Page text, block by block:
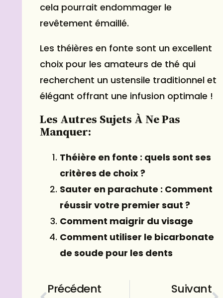
cela pourrait endommager le
revêtement émaillé.
Les théières en fonte sont un excellent
choix pour les amateurs de thé qui
recherchent un ustensile traditionnel et
élégant offrant une infusion optimale !
Les Autres Sujets À Ne Pas
Manquer:
Théière en fonte : quels sont ses
critères de choix ?
Sauter en parachute : Comment
réussir votre premier saut ?
Comment maigrir du visage
Comment utiliser le bicarbonate
de soude pour les dents
Précédent Suivant